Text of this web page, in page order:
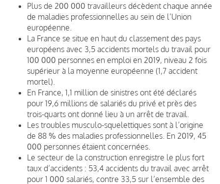
Plus de 200 000 travailleurs décèdent chaque année
de maladies professionnelles au sein de l’Union
européenne.
La France se situe en haut du classement des pays
européens avec 3,5 accidents mortels du travail pour
100 000 personnes en emploi en 2019, niveau 2 fois
supérieur à la moyenne européenne (1,7 accident
mortel).
En France, 1,1 million de sinistres ont été déclarés
pour 19,6 millions de salariés du privé et près des
trois-quarts ont donné lieu à un arrêt de travail.
Les troubles musculo-squelettiques sont à l’origine
de 88 % des maladies professionnelles. En 2019, 45
000 personnes étaient concernées.
Le secteur de la construction enregistre le plus fort
taux d’accidents : 53,4 accidents du travail avec arrêt
pour 1 000 salariés, contre 33,5 sur l’ensemble des